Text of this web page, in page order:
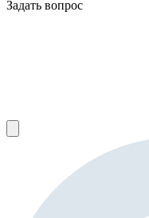
Задать вопрос